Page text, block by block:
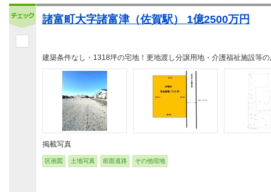
諸富町大字諸富津（佐賀駅） 1億2500万円
建築条件なし・1318坪の宅地！更地渡し分譲用地・介護福祉施設等
掲載写真
区画図 土地写真 前面道路 その他現地